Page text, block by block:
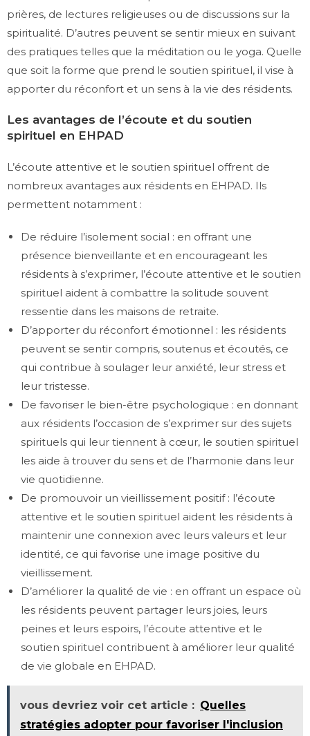
prières, de lectures religieuses ou de discussions sur la
spiritualité. D’autres peuvent se sentir mieux en suivant
des pratiques telles que la méditation ou le yoga. Quelle
que soit la forme que prend le soutien spirituel, il vise à
apporter du réconfort et un sens à la vie des résidents.
Les avantages de l’écoute et du soutien
spirituel en EHPAD
L’écoute attentive et le soutien spirituel offrent de
nombreux avantages aux résidents en EHPAD. Ils
permettent notamment :
De réduire l’isolement social : en offrant une
présence bienveillante et en encourageant les
résidents à s’exprimer, l’écoute attentive et le soutien
spirituel aident à combattre la solitude souvent
ressentie dans les maisons de retraite.
D’apporter du réconfort émotionnel : les résidents
peuvent se sentir compris, soutenus et écoutés, ce
qui contribue à soulager leur anxiété, leur stress et
leur tristesse.
De favoriser le bien-être psychologique : en donnant
aux résidents l’occasion de s’exprimer sur des sujets
spirituels qui leur tiennent à cœur, le soutien spirituel
les aide à trouver du sens et de l’harmonie dans leur
vie quotidienne.
De promouvoir un vieillissement positif : l’écoute
attentive et le soutien spirituel aident les résidents à
maintenir une connexion avec leurs valeurs et leur
identité, ce qui favorise une image positive du
vieillissement.
D’améliorer la qualité de vie : en offrant un espace où
les résidents peuvent partager leurs joies, leurs
peines et leurs espoirs, l’écoute attentive et le
soutien spirituel contribuent à améliorer leur qualité
de vie globale en EHPAD.
vous devriez voir cet article : Quelles
stratégies adopter pour favoriser l'inclusion